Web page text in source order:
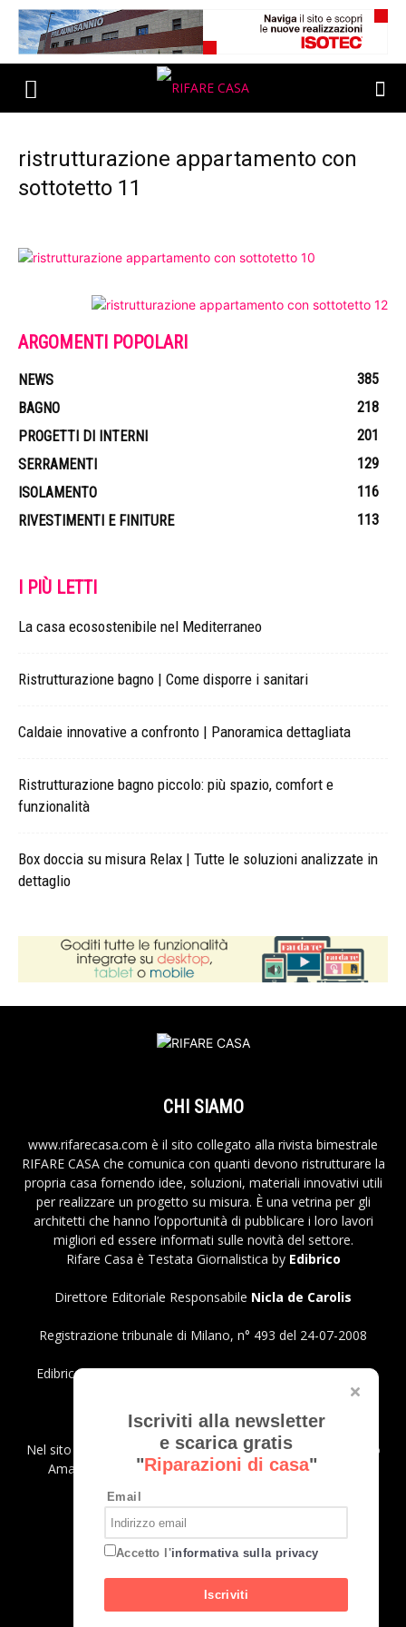
Iscriviti alla newsletter
e scarica gratis
"Riparazioni di casa"
Email
Accetto l'informativa sulla privacy
Iscriviti
ristrutturazione appartamento con
sottotetto 11
ARGOMENTI POPOLARI
NEWS
385
BAGNO
218
PROGETTI DI INTERNI
201
SERRAMENTI
129
ISOLAMENTO
116
RIVESTIMENTI E FINITURE
113
I PIÙ LETTI
La casa ecosostenibile nel Mediterraneo
Ristrutturazione bagno | Come disporre i sanitari
Caldaie innovative a confronto | Panoramica dettagliata
Ristrutturazione bagno piccolo: più spazio, comfort e
funzionalità
Box doccia su misura Relax | Tutte le soluzioni analizzate in
dettaglio
CHI SIAMO
www.rifarecasa.com è il sito collegato alla rivista bimestrale
RIFARE CASA che comunica con quanti devono ristrutturare la
propria casa fornendo idee, soluzioni, materiali innovativi utili
per realizzare un progetto su misura. È una vetrina per gli
architetti che hanno l’opportunità di pubblicare i loro lavori
migliori ed essere informati sulle novità del settore.
Rifare Casa è Testata Giornalistica by Edibrico
Direttore Editoriale Responsabile Nicla de Carolis
Registrazione tribunale di Milano, n° 493 del 24-07-2008
Edibrico srl - Viale Emilio Caldara, 44 - 20122 Milano P.iva
Privacy Policy
Nel sito sono presenti prodotti Amazon; in qualità di Affiliato
Amazon riceviamo un guadagno dagli acquisti idonei.
SEGUICI